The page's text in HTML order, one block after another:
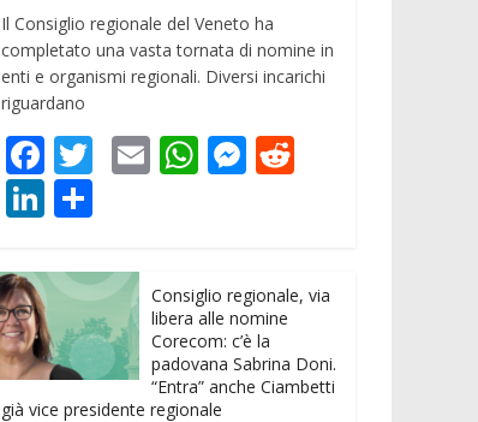
Il Consiglio regionale del Veneto ha
completato una vasta tornata di nomine in
enti e organismi regionali. Diversi incarichi
riguardano
F
ac
e
b
o
o
k
T
er
E W
A
p
p
M
n
g
er
t
Li
k
e
dI
n
n
di
vi
di
Consiglio regionale, via
libera alle nomine
Corecom: c’è la
padovana Sabrina Doni.
“Entra” anche Ciambetti
già vice presidente regionale